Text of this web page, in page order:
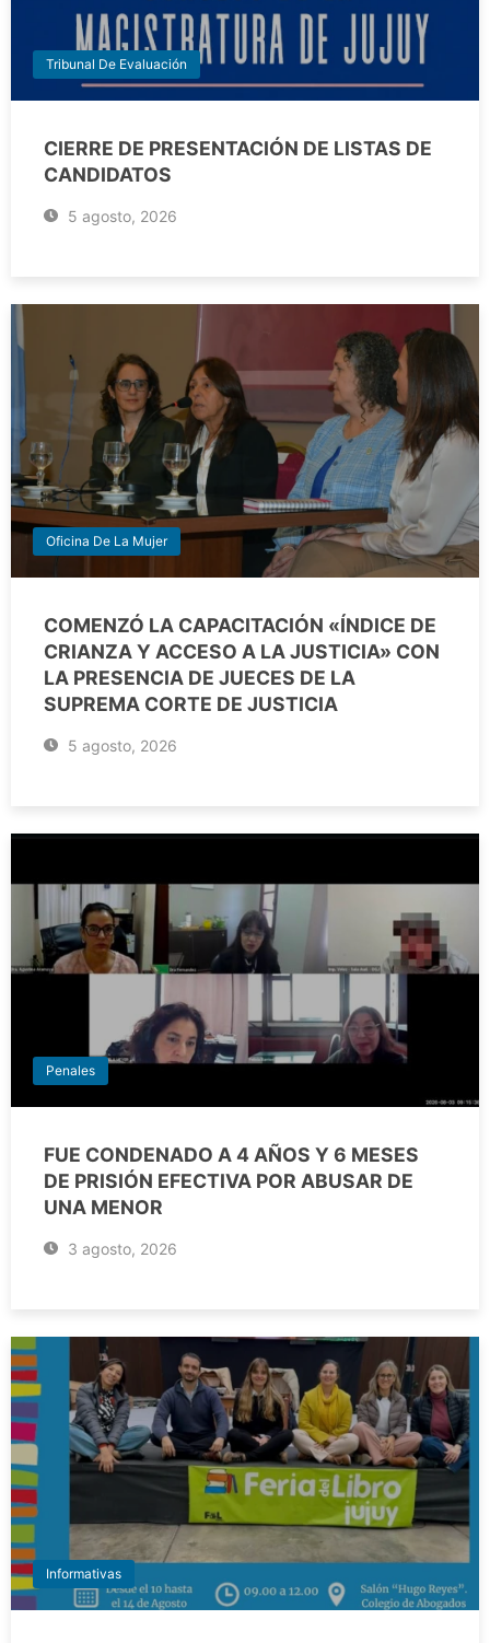
Tribunal De Evaluación
CIERRE DE PRESENTACIÓN DE LISTAS DE
CANDIDATOS
5 agosto, 2026
Oficina De La Mujer
COMENZÓ LA CAPACITACIÓN «ÍNDICE DE
CRIANZA Y ACCESO A LA JUSTICIA» CON
LA PRESENCIA DE JUECES DE LA
SUPREMA CORTE DE JUSTICIA
5 agosto, 2026
Penales
FUE CONDENADO A 4 AÑOS Y 6 MESES
DE PRISIÓN EFECTIVA POR ABUSAR DE
UNA MENOR
3 agosto, 2026
Informativas